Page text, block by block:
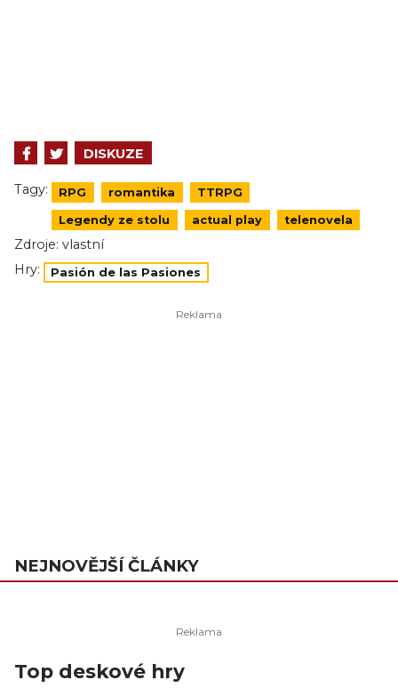
DISKUZE
Tagy: RPG romantika TTRPG
Legendy ze stolu actual play telenovela
Zdroje: vlastní
Hry:
Pasión de las Pasiones
NEJNOVĚJŠÍ ČLÁNKY
Top deskové hry